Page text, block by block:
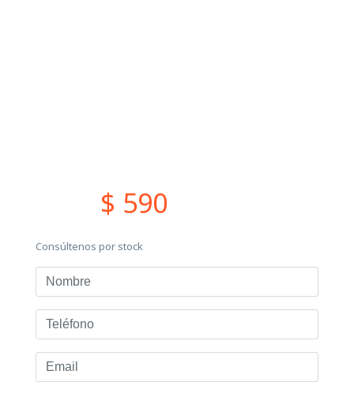
$ 590
Consúltenos por stock
Nombre
Teléfono
Email